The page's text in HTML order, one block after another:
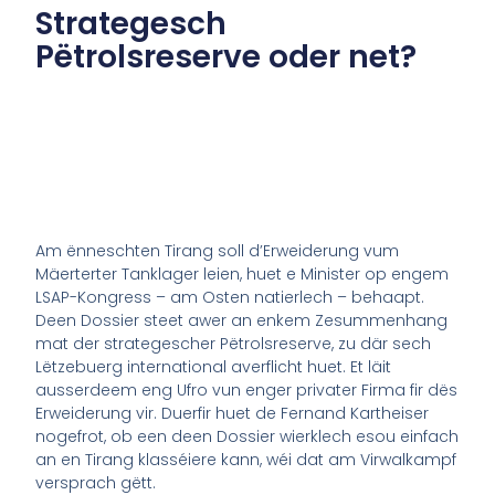
Strategesch
Pëtrolsreserve oder net?
Am ënneschten Tirang soll d’Erweiderung vum
Mäerterter Tanklager leien, huet e Minister op engem
LSAP-Kongress – am Osten natierlech – behaapt.
Deen Dossier steet awer an enkem Zesummenhang
mat der strategescher Pëtrolsreserve, zu där sech
Lëtzebuerg international averflicht huet. Et läit
ausserdeem eng Ufro vun enger privater Firma fir dës
Erweiderung vir. Duerfir huet de Fernand Kartheiser
nogefrot, ob een deen Dossier wierklech esou einfach
an en Tirang klasséiere kann, wéi dat am Virwalkampf
versprach gëtt.